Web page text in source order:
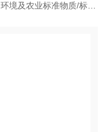
环境及农业标准物质/标准品